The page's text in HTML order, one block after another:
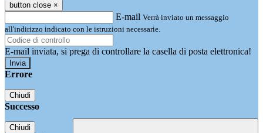
button close ×
E-mail Verrà inviato un messaggio
all'indirizzo indicato con le istruzioni necessarie.
E-mail inviata, si prega di controllare la casella di posta elettronica!
Errore
Chiudi
Successo
Chiudi